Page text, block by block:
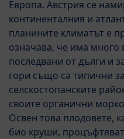
Европа. Австрия се
континенталния и
планините климатът е
означава, че има много
последвани от дълги и
гори също са типични
селскостопанските
своите органични
Освен това плодовете,
био круши,